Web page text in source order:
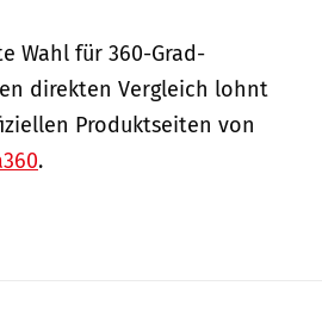
Wahl für 360-Grad-
direkten Vergleich lohnt
Produktseiten von
.